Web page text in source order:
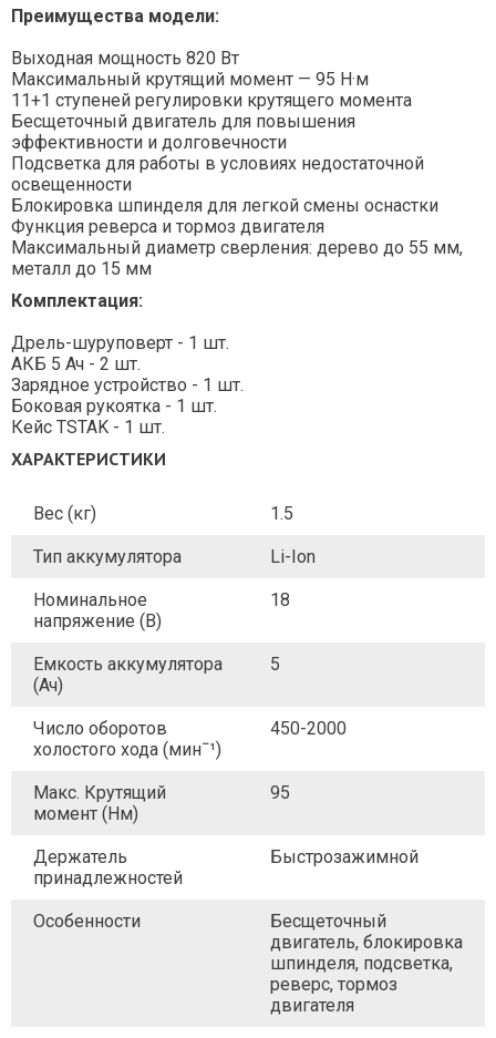
Преимущества модели:
Выходная мощность 820 Вт
Максимальный крутящий момент — 95 Н·м
11+1 ступеней регулировки крутящего момента
Бесщеточный двигатель для повышения
эффективности и долговечности
Подсветка для работы в условиях недостаточной
освещенности
Блокировка шпинделя для легкой смены оснастки
Функция реверса и тормоз двигателя
Максимальный диаметр сверления: дерево до 55 мм,
металл до 15 мм
Комплектация:
Дрель-шуруповерт - 1 шт.
АКБ 5 Ач - 2 шт.
Зарядное устройство - 1 шт.
Боковая рукоятка - 1 шт.
Кейс TSTAK - 1 шт.
ХАРАКТЕРИСТИКИ
Вес (кг) 1.5
Тип аккумулятора Li-Ion
Номинальное
напряжение (В)
18
Емкость аккумулятора
(Ач)
5
Число оборотов
холостого хода (минˉ¹)
450-2000
Макс. Крутящий
момент (Нм)
95
Держатель
принадлежностей
Быстрозажимной
Особенности
Бесщеточный
двигатель, блокировка
шпинделя, подсветка,
реверс, тормоз
двигателя